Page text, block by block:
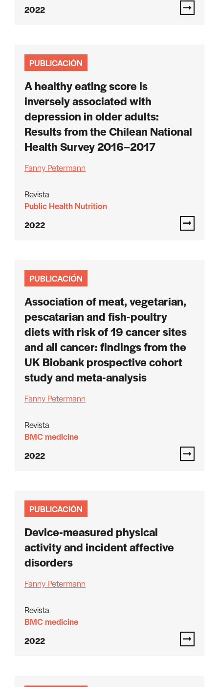
2022
PUBLICACIÓN
A healthy eating score is
inversely associated with
depression in older adults:
Results from the Chilean National
Health Survey 2016–2017
Fanny Petermann
Revista
Public Health Nutrition
2022
PUBLICACIÓN
Association of meat, vegetarian,
pescatarian and fish-poultry
diets with risk of 19 cancer sites
and all cancer: findings from the
UK Biobank prospective cohort
study and meta-analysis
Fanny Petermann
Revista
BMC medicine
2022
PUBLICACIÓN
Device-measured physical
activity and incident affective
disorders
Fanny Petermann
Revista
BMC medicine
2022